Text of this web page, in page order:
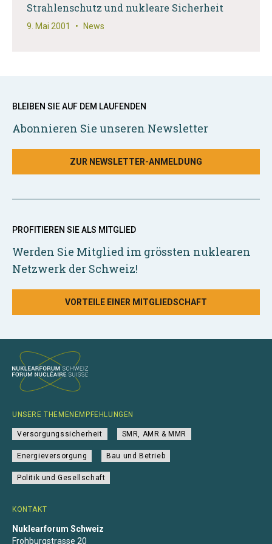
Strahlenschutz und nukleare Sicherheit
9. Mai 2001 • News
BLEIBEN SIE AUF DEM LAUFENDEN
Abonnieren Sie unseren Newsletter
ZUR NEWSLETTER-ANMELDUNG
PROFITIEREN SIE ALS MITGLIED
Werden Sie Mitglied im grössten nuklearen
Netzwerk der Schweiz!
VORTEILE EINER MITGLIEDSCHAFT
KONTAKT
Nuklearforum Schweiz
Frohburgstrasse 20
UNSERE THEMENEMPFEHLUNGEN
Versorgungssicherheit SMR, AMR & MMR
Energieversorgung Bau und Betrieb
Politik und Gesellschaft